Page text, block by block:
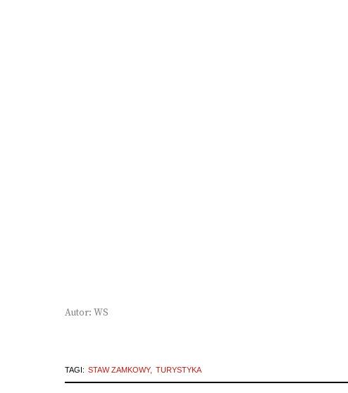
Autor: WS
TAGI: STAW ZAMKOWY TURYSTYKA